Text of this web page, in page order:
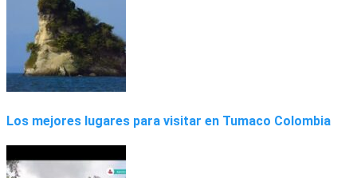
Los mejores lugares para visitar en Tumaco Colombia